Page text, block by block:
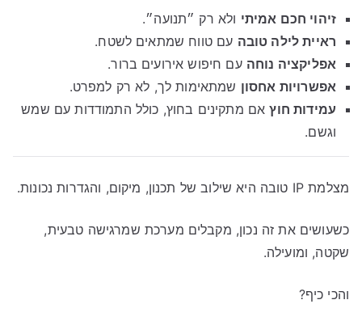
זיהוי חכם אמיתי ולא רק ״תנועה״.
ראיית לילה טובה עם טווח שמתאים לשטח.
אפליקציה נוחה עם חיפוש אירועים ברור.
אפשרויות אחסון שמתאימות לך, לא רק למפרט.
עמידות חוץאם מתקינים בחוץ, כולל התמודדות עם שמש
וגשם.
מצלמת IP טובה היא שילוב של תכנון, מיקום, והגדרות נכונות.
כשעושים את זה נכון, מקבלים מערכת שמרגישה טבעית,
שקטה, ומועילה.
והכי כיף?